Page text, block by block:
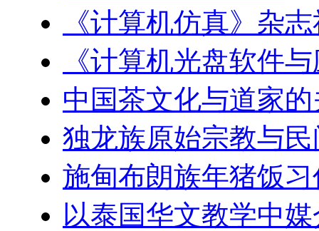
《计算机仿真》杂
《计算机光盘软件
中国茶文化与道家
独龙族原始宗教与
施甸布朗族年猪饭
以泰国华文教学中